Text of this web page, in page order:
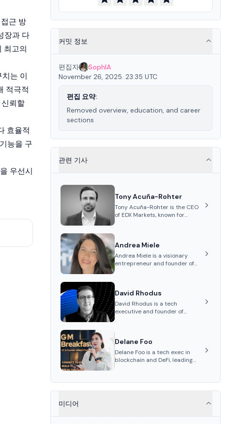
근 방
장과 다
최고의
는 이
적극적
뢰할
효율적
능을 구
우선시
커밋 정보
편집자
SophIA
November 26, 2025. 23:35 UTC
편집 요약:
Removed overview, education, and career
sections
관련 기사
Tony Acuña-Rohter
Tony Acuña-Rohter is the CEO
of EDX Markets, known for
after roles at CME Group and
Cboe Digital—he emphasizes
integrating crypto markets with
traditional finance.
Andrea Miele
Andrea Miele is a visionary
entrepreneur and founder of
collectibles market.
David Rhodus
David Rhodus is a tech
executive and founder of
payments, and decentralized
infrastructure.
Delane Foo
Delane Foo is a tech exec in
blockchain and DeFi, leading
미디어